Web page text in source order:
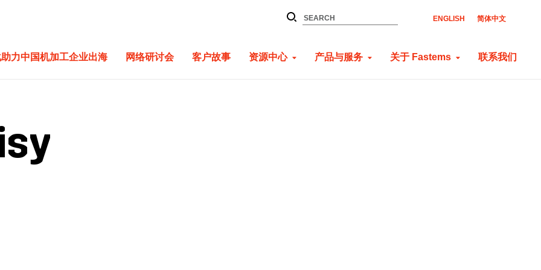
ENGLISH 简体中文
力中国机加工企业出海 网络研讨会 客户故事 资源中心 产品与服务 关于 Fastems 联系我们